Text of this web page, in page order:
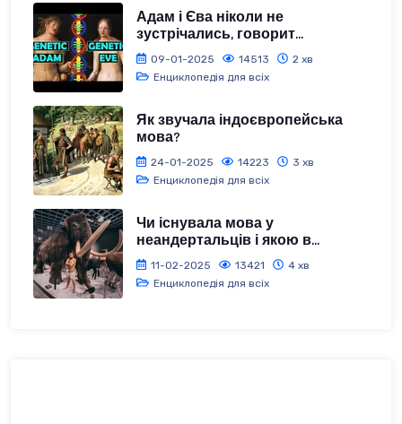
Адам і Єва ніколи не
зустрічались, говорит...
09-01-2025 14513
2 хв
Енциклопедія для всіх
Як звучала індоєвропейська
мова?
24-01-2025 14223
3 хв
Енциклопедія для всіх
Чи існувала мова у
неандертальців і якою в...
11-02-2025 13421
4 хв
Енциклопедія для всіх